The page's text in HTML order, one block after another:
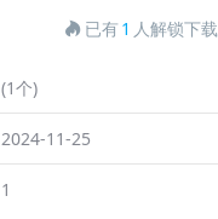
已有1 人解锁下载
(1个)
2024-11-25
1